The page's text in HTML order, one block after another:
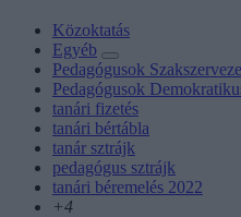
Közoktatás
Egyéb
Pedagógusok
Pedagógusok
tanári fizetés
tanári bértábla
tanár sztrájk
pedagógus sztrájk
tanári béremelés 2022
+4